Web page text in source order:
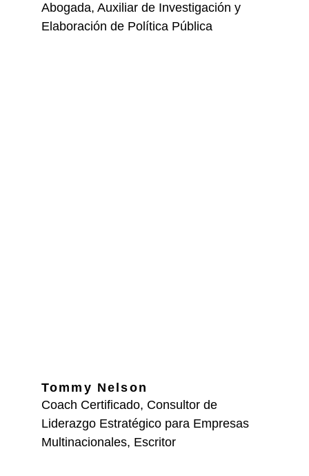
Abogada, Auxiliar de Investigación y
Elaboración de Política Pública
Coach Certificado, Consultor de
Liderazgo Estratégico para Empresas
Multinacionales, Escritor
Tommy Nelson